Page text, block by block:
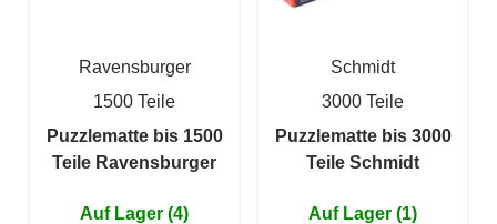
Ravensburger
1500 Teile
Puzzlematte bis 1500
Teile Ravensburger
Auf Lager (4)
Schmidt
3000 Teile
Puzzlematte bis 3000
Teile Schmidt
Auf Lager (1)